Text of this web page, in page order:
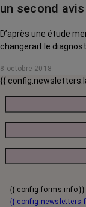
un second
D’après une étude
changerait le
8 octobre 2018
{{
{{ config.forms.info }}
{{